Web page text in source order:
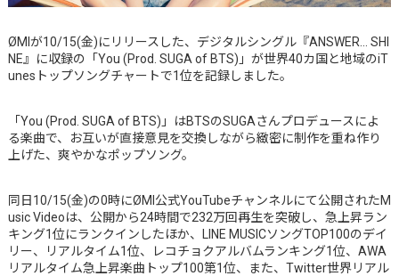
ØMIが10/15(金)にリリースした、デジタルシングル『ANSWER… SHI
NE』に収録の「You (Prod. SUGA of BTS)」が世界40カ国と地域のiT
unesトップソングチャートで1位を記録しました。
「You (Prod. SUGA of BTS)」はBTSのSUGAさんプロデュースによ
る楽曲で、お互いが直接意見を交換しながら緻密に制作を重ね作り
上げた、爽やかなポップソング。
同日10/15(金)の0時にØMI公式YouTubeチャンネルにて公開されたM
usic Videoは、公開から24時間で232万回再生を突破し、急上昇ラン
キング1位にランクインしたほか、LINE MUSICソングTOP100のデイ
リー、リアルタイム1位、レコチョクアルバムランキング1位、AWA
リアルタイム急上昇楽曲トップ100第1位、また、Twitter世界リアル